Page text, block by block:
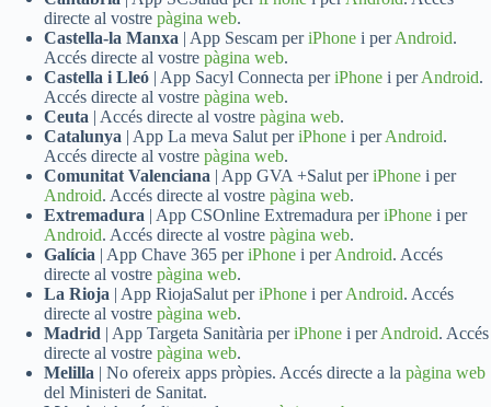
directe al vostre pàgina web.
Castella-la Manxa | App Sescam periPhone i perAndroid.
Accés directe al vostre pàgina web.
Castella i Lleó | App Sacyl Connecta periPhone i perAndroid.
Accés directe al vostre pàgina web.
Ceuta | Accés directe al vostre pàgina web.
Catalunya | App La meva Salut periPhone i perAndroid.
Accés directe al vostre pàgina web.
Comunitat Valenciana | App GVA +Salut periPhone i per
Android. Accés directe al vostre pàgina web.
Extremadura | App CSOnline Extremadura periPhone i per
Android. Accés directe al vostre pàgina web.
Galícia | App Chave 365 periPhone i perAndroid. Accés
directe al vostre pàgina web.
La Rioja | App RiojaSalut periPhone i perAndroid. Accés
directe al vostre pàgina web.
Madrid | App Targeta Sanitària periPhone i perAndroid. Accés
directe al vostre pàgina web.
Melilla | No ofereix apps pròpies. Accés directe a la pàgina web
del Ministeri de Sanitat.